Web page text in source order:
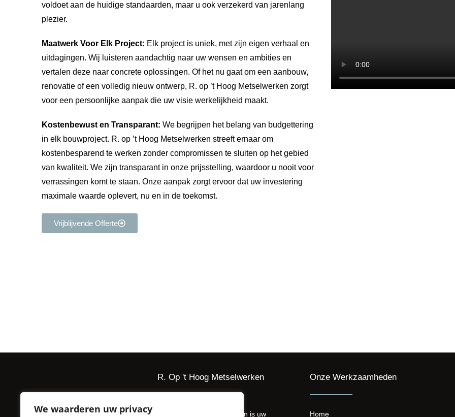
We waarderen uw privacy
voldoet aan de huidige standaarden, maar u ook verzekerd van jarenlang
plezier.
Maatwerk Voor Elk Project: Elk project is uniek, met zijn eigen verhaal en
uitdagingen. Wij luisteren aandachtig naar uw wensen en ambities en
vertalen deze naar concrete oplossingen. Of het nu gaat om een aanbouw,
renovatie of een volledig nieuw ontwerp, R. op ’t Hoog Metselwerken zorgt
voor een persoonlijke aanpak die uw visie werkelijkheid maakt.
Kostenbewust en Transparant: We begrijpen het belang van budgettering
in elk bouwproject. R. op ’t Hoog Metselwerken streeft ernaar om
kostenbesparend te werken zonder compromissen te sluiten op het gebied
van kwaliteit. We zijn transparant in onze prijsstelling, waardoor u nooit voor
verrassingen komt te staan. Onze aanpak zorgt ervoor dat uw investering
maximale waarde oplevert, nu en in de toekomst.
Vrijblijvende Offerte
R. Op 't Hoog Metselwerken
R. Op ’t Hoog Metselwerken is uw
Onze Werkzaamheden
Home